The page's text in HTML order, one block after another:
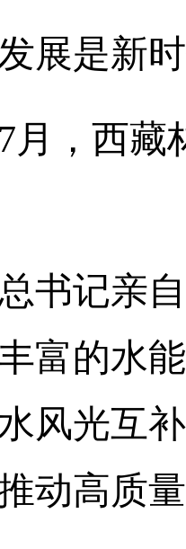
展是新
月，西
书记亲
富的水
风光互
动高质